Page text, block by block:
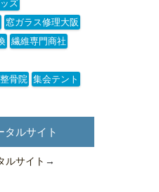
ズ
窓ガラス修理大阪
繊維専門商社
骨院 集会テント
タルサイト
ルサイト →